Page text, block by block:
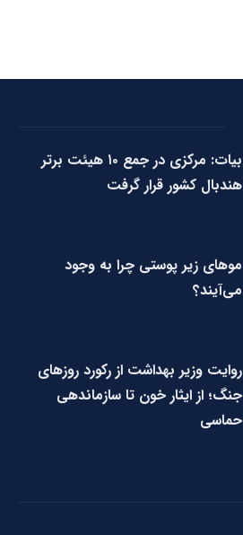
بیات: مرکزی در جمع ۱۰ هیئت برتر
هندبال کشور قرار گرفت
مو‌های زیر پوستی چرا به وجود
می‌آیند؟
روایت وزیر بهداشت از رکورد روزهای
جنگ؛ از ایثار خون تا سازماندهی
حماسی